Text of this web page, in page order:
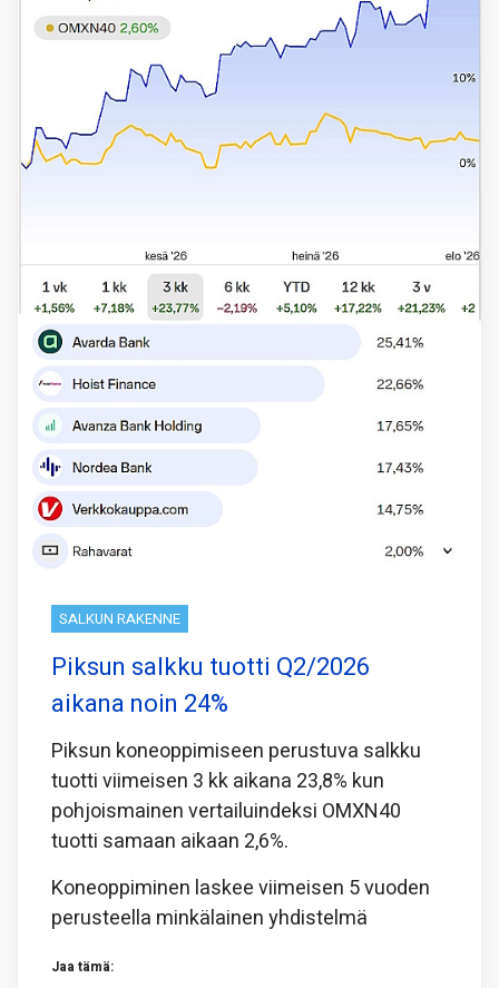
SALKUN RAKENNE
Piksun salkku tuotti Q2/2026
aikana noin 24%
Piksun koneoppimiseen perustuva salkku
tuotti viimeisen 3 kk aikana 23,8% kun
pohjoismainen vertailuindeksi OMXN40
tuotti samaan aikaan 2,6%.
Koneoppiminen laskee viimeisen 5 vuoden
perusteella minkälainen yhdistelmä
Jaa tämä: